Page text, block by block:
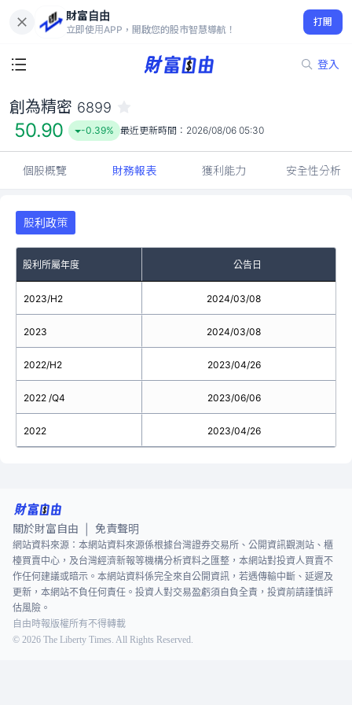
財富自由
立即使用APP，開啟您的股市智慧導航！
打開
登入
50.90
-0.39%
創為精密 6899
50.90 -0.39% 最近更新時間： 2026/08/06 05:30
個股概覽 財務報表 獲利能力 安全性分析
股利政策
股利所屬年度 公告日
2023/H2
2023
2022/H2
2022 /Q4
2022
2024/03/08
2024/03/08
2023/04/26
2023/06/06
2023/04/26
關於財富自由 免責聲明
網站資料來源：本網站資料來源係根據台灣證券交易所、公開資訊觀測站、櫃
檯買賣中心，及台灣經濟新報等機構分析資料之匯整，本網站對投資人買賣不
作任何建議或暗示。本網站資料係完全來自公開資訊，若遇傳輸中斷、延遲及
更新，本網站不負任何責任。投資人對交易盈虧須自負全責，投資前請謹慎評
估風險。
自由時報版權所有不得轉載
© 2026 The Liberty Times. All Rights Reserved.